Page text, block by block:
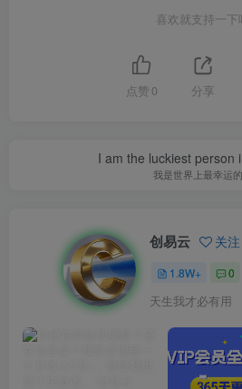
喜欢就支持一下
点赞 0 分享
I am the luckiest person
我是世界上最幸运
创易云 关注
1.8W+ 0
天生我才必有用